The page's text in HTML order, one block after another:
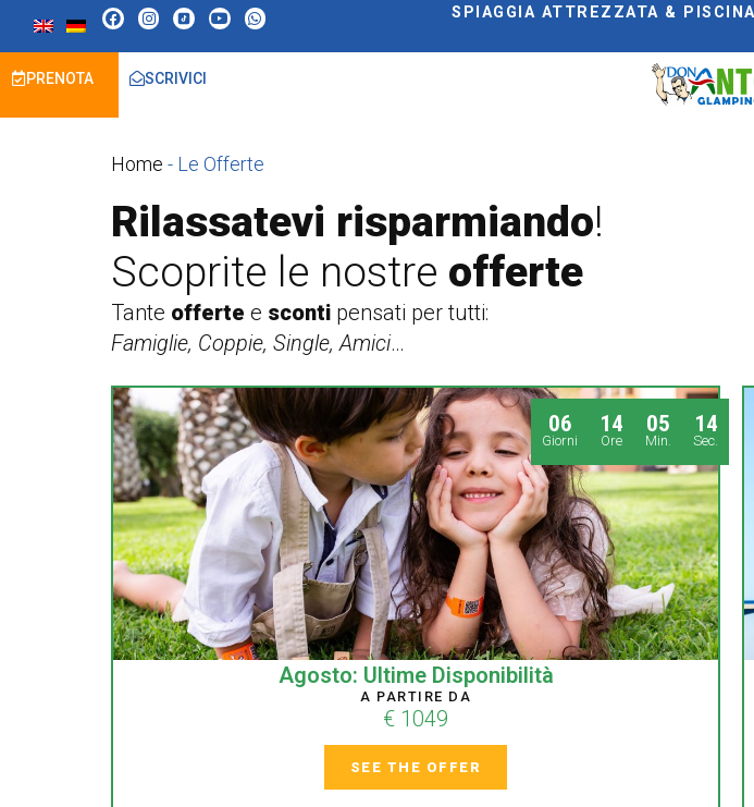
SPIAGGIA ATTREZZATA &
PRENOTA SCRIVICI
Home - Le Offerte
Rilassatevi risparmiando!
Scoprite le nostre offerte
Tante offerte e sconti pensati per tutti:
Famiglie, Coppie, Single, Amici…
Agosto: Ultime Disponibilità
A PARTIRE DA
€ 1049
SEE THE OFFER
06
Giorni
14
Ore
05
Min.
14
Sec.